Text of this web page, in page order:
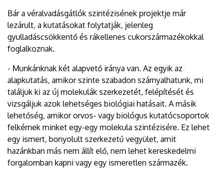
Bár a véralvadásgátlók szintézisének projektje már
lezárult, a kutatásokat folytatják, jelenleg
gyulladáscsökkentő és rákellenes cukorszármazékokkal
foglalkoznak.
- Munkánknak két alapvető iránya van. Az egyik az
alapkutatás, amikor szinte szabadon szárnyalhatunk, mi
találjuk ki az új molekulák szerkezetét, felépítését és
vizsgáljuk azok lehetséges biológiai hatásait. A másik
lehetőség, amikor orvos- vagy biológus kutatócsoportok
felkérnek minket egy-egy molekula szintézisére. Ez lehet
egy ismert, bonyolult szerkezetű vegyület, amit
hazánkban más nem állít elő, nem lehet kereskedelmi
forgalomban kapni vagy egy ismeretlen származék.